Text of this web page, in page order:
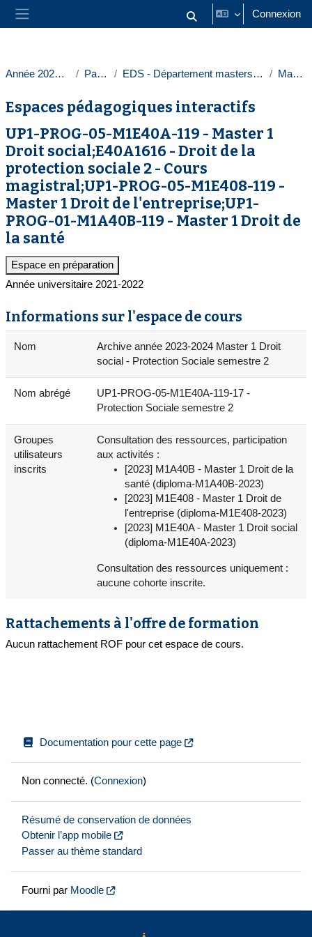
Passer au contenu principal
Panneau latéral Activer/désactiver la saisie
Connexion
Année 2023-2024 Paris 1 EDS - Département masters droit privé Masters
Espaces pédagogiques interactifs
UP1-PROG-05-M1E40A-119 - Master 1
Droit social;E40A1616 - Droit de la
protection sociale 2 - Cours
magistral;UP1-PROG-05-M1E408-119 -
Master 1 Droit de l'entreprise;UP1-
PROG-01-M1A40B-119 - Master 1 Droit de
la santé
Espace en préparation
Année universitaire 2021-2022
Informations sur l'espace de cours
Nom
Archive année 2023-2024 Master 1 Droit
social - Protection Sociale semestre 2
Nom abrégé
UP1-PROG-05-M1E40A-119-17 -
Protection Sociale semestre 2
Groupes
utilisateurs
inscrits
Consultation des ressources, participation
aux activités :
[2023] M1A40B - Master 1 Droit de la
santé (diploma-M1A40B-2023)
[2023] M1E408 - Master 1 Droit de
l'entreprise (diploma-M1E408-2023)
[2023] M1E40A - Master 1 Droit social
(diploma-M1E40A-2023)
Consultation des ressources uniquement :
aucune cohorte inscrite.
Rattachements à l'offre de formation
Aucun rattachement ROF pour cet espace de cours.
Documentation pour cette page
Non connecté. (Connexion)
Résumé de conservation de données
Obtenir l’app mobile
Passer au thème standard
Fourni par Moodle